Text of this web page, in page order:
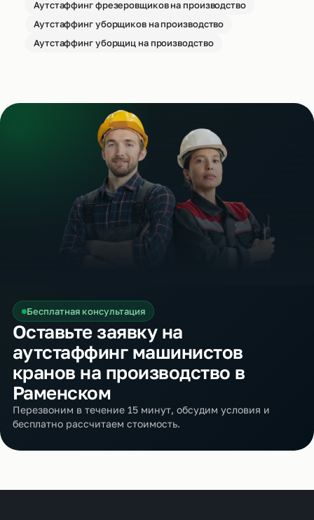
Аутстаффинг фрезеровщиков на производство
Аутстаффинг уборщиков на производство
Аутстаффинг уборщиц на производство
Бесплатная консультация
Оставьте заявку на
аутстаффинг машинистов
кранов на производство в
Раменском
Перезвоним в течение 15 минут, обсудим условия и
бесплатно рассчитаем стоимость.